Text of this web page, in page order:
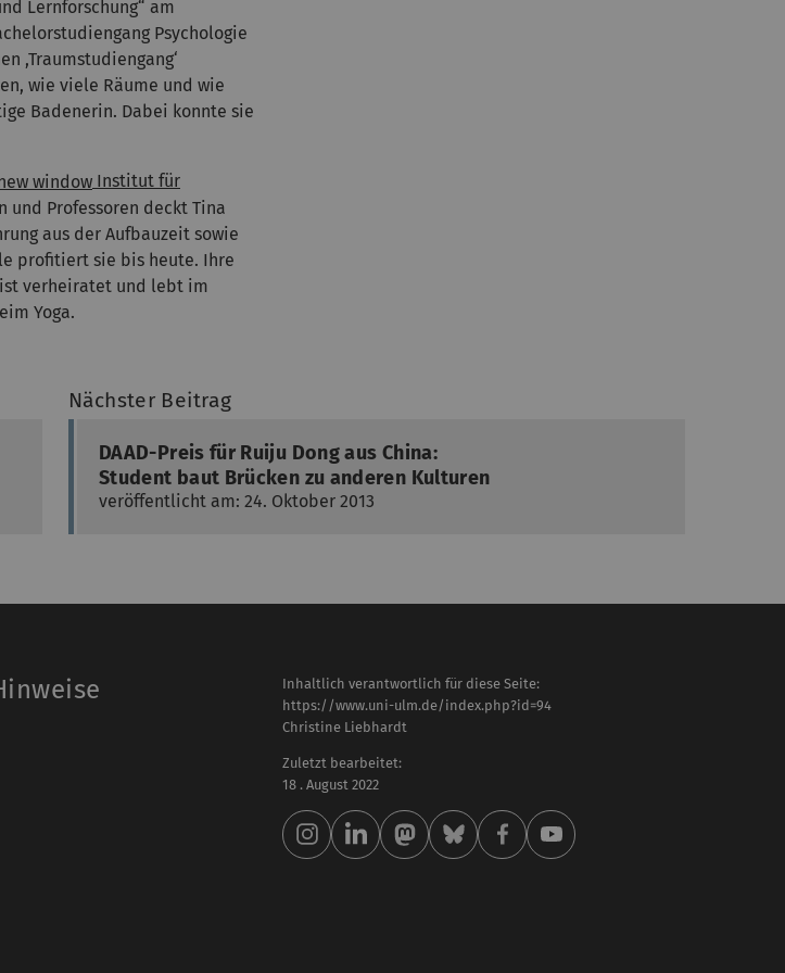
Lernforschung“ am
Psychologie
,Traumstudiengang‘
wie viele Räume und wie
Badenerin. Dabei konnte sie
Institut für
und Professoren deckt Tina
aus der Aufbauzeit sowie
profitiert sie bis heute. Ihre
ist verheiratet und lebt im
Yoga.
Nächster Beitrag
DAAD-Preis für Ruiju Dong aus China:
Student baut Brücken zu anderen Kulturen
veröffentlicht am: 24. Oktober 2013
Inhaltlich verantwortlich für diese Seite:
https://www.uni-ulm.de/index.php?id=94
Christine Liebhardt
Zuletzt bearbeitet:
18 . August 2022